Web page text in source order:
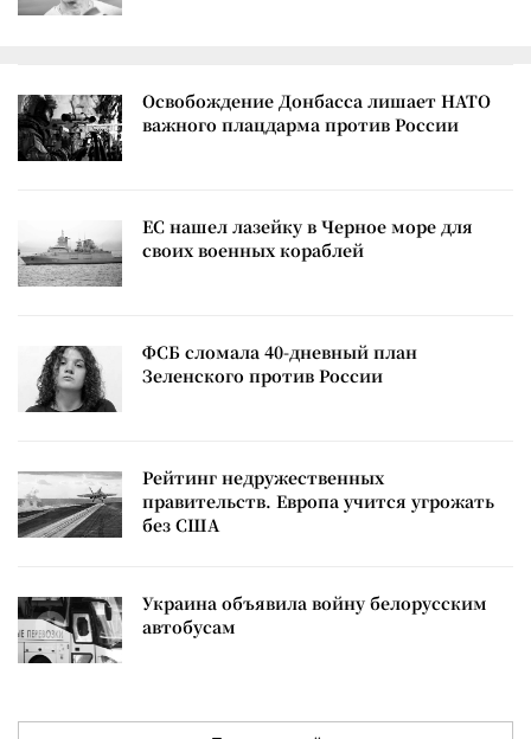
Освобождение Донбасса лишает НАТО
важного плацдарма против России
ЕС нашел лазейку в Черное море для
своих военных кораблей
ФСБ сломала 40-дневный план
Зеленского против России
Рейтинг недружественных
правительств. Европа учится угрожать
без США
Украина объявила войну белорусским
автобусам